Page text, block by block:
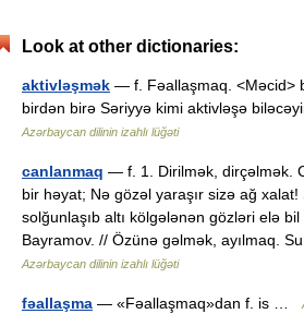
Look at other dictionaries:
aktivləşmək — f. Fəallaşmaq. <Məcid>
birdən birə Səriyyə kimi aktivləşə
Azərbaycan dilinin izahlı lüğəti
canlanmaq — f. 1. Dirilmək, dirçəlmək.
bir həyat; Nə gözəl yaraşır sizə ağ xalat!
solğunlaşıb altı kölgələnən gözləri elə bil
Bayramov. // Özünə gəlmək, ayılmaq.
Azərbaycan dilinin izahlı lüğəti
fəallaşma — «Fəallaşmaq»dan f. is …